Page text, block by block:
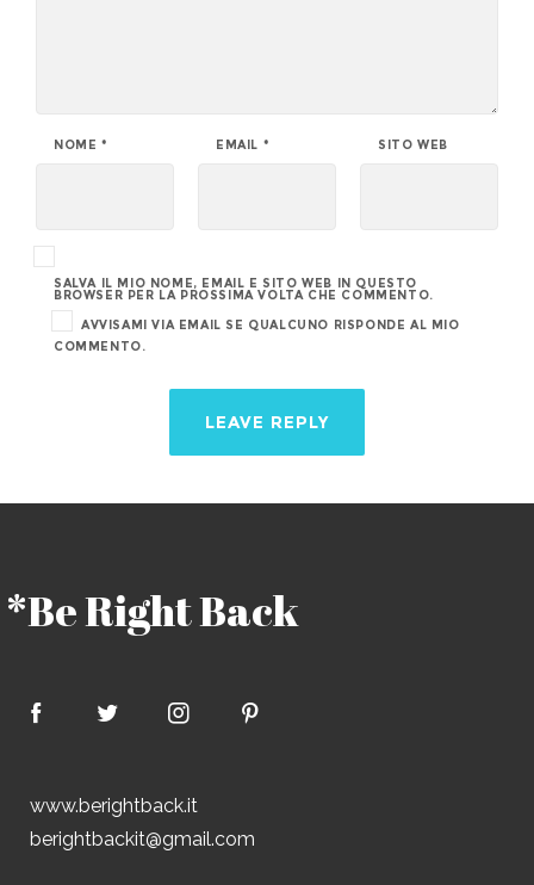
NOME * EMAIL * SITO WEB
SALVA IL MIO NOME, EMAIL E SITO WEB IN QUESTO
BROWSER PER LA PROSSIMA VOLTA CHE COMMENTO.
AVVISAMI VIA EMAIL SE QUALCUNO RISPONDE AL MIO
COMMENTO.
*Be Right Back
www.berightback.it
berightbackit@gmail.com